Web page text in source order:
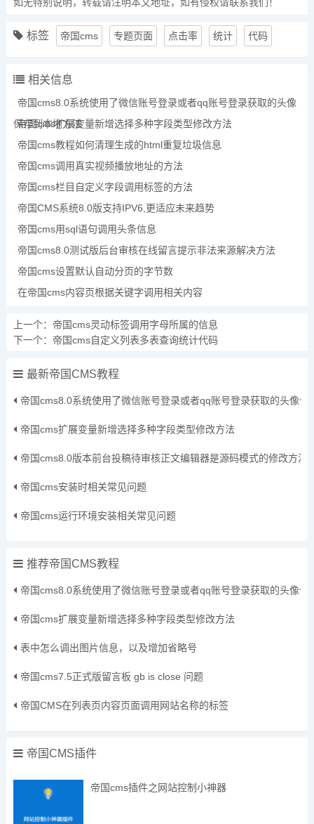
标签 帝国cms 专题页面 点击率 统计 代码
相关信息
帝国cms8.0系统使用了微信账号登录或者qq账号登录获取的头像
保存到本地方法
帝国cms扩展变量新增选择多种字段类型修改方法
帝国cms教程如何清理生成的html重复垃圾信息
帝国cms调用真实视频播放地址的方法
帝国cms栏目自定义字段调用标签的方法
帝国CMS系统8.0版支持IPV6,更适应未来趋势
帝国cms用sql语句调用头条信息
帝国cms8.0测试版后台审核在线留言提示非法来源解决方法
帝国cms设置默认自动分页的字节数
在帝国cms内容页根据关键字调用相关内容
上一个： 帝国cms灵动标签调用字母所属的信息
下一个： 帝国cms自定义列表多表查询统计代码
最新帝国CMS教程
帝国cms8.0系统使用了微信账号登录或者qq账号登录获取的头像保
帝国cms扩展变量新增选择多种字段类型修改方法
帝国cms8.0版本前台投稿待审核正文编辑器是源码模式的修改方法
帝国cms安装时相关常见问题
帝国cms运行环境安装相关常见问题
推荐帝国CMS教程
帝国cms8.0系统使用了微信账号登录或者qq账号登录获取的头像保
帝国cms扩展变量新增选择多种字段类型修改方法
表中怎么调出图片信息，以及增加省略号
帝国cms7.5正式版留言板 gb is close 问题
帝国CMS在列表页内容页面调用网站名称的标签
帝国CMS插件
帝国cms插件之网站控制小神器